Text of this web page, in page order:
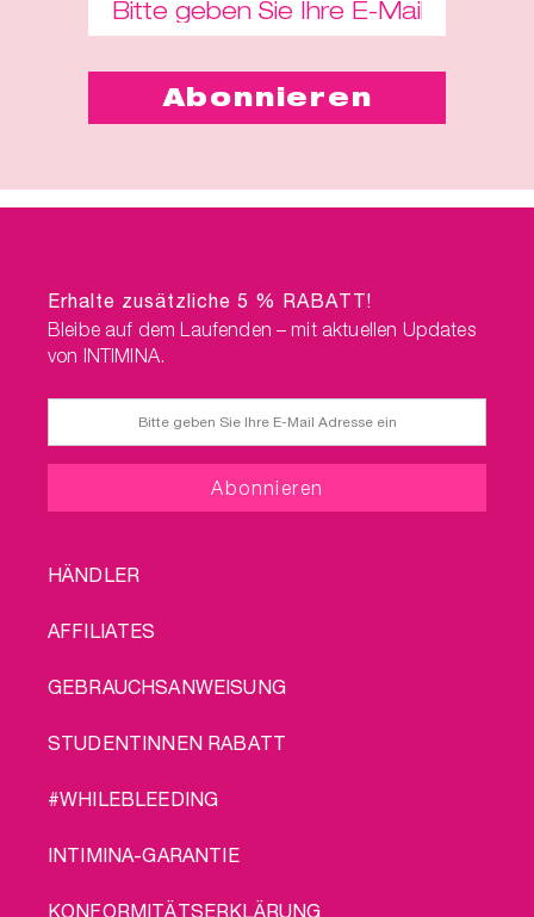
Erhalte zusätzliche 5 % RABATT!
Bleibe auf dem Laufenden – mit aktuellen Updates
von INTIMINA.
FOOTER
HÄNDLER
AFFILIATES
GEBRAUCHSANWEISUNG
STUDENTINNEN RABATT
#WHILEBLEEDING
INTIMINA-GARANTIE
KONFORMITÄTSERKLÄRUNG